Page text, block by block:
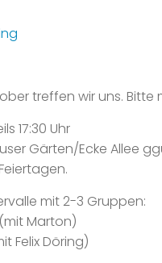
treffen wir uns.
17:30 Uhr
Gärten/Ecke Allee
mit 2-3 Gruppen:
Marton)
Felix Döring)